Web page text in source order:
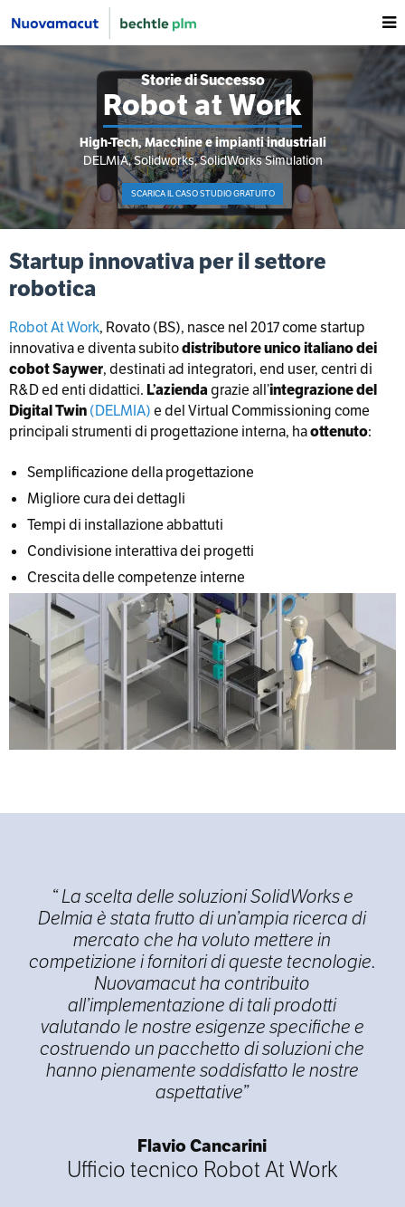
Storie di Successo
Robot at Work
High-Tech, Macchine e impianti industriali
DELMIA, Solidworks, SolidWorks Simulation
SCARICA IL CASO STUDIO GRATUITO
Startup innovativa per il settore
robotica
Robot At Work, Rovato (BS), nasce nel 2017 come startup
innovativa e diventa subitodistributore unico italiano dei
cobot Saywer, destinati ad integratori, end user, centri di
R&D ed enti didattici.L’aziendagrazie all’integrazione del
Digital Twin(DELMIA)e del Virtual Commissioning come
principali strumenti di progettazione interna, haottenuto:
Semplificazione della progettazione
Migliore cura dei dettagli
Tempi di installazione abbattuti
Condivisione interattiva dei progetti
Crescita delle competenze interne
“ La scelta delle soluzioni SolidWorks e
Delmia è stata frutto di un’ampia ricerca di
mercato che ha voluto mettere in
competizione i fornitori di queste tecnologie.
Nuovamacut ha contribuito
all’implementazione di tali prodotti
valutando le nostre esigenze specifiche e
costruendo un pacchetto di soluzioni che
hanno pienamente soddisfatto le nostre
aspettative”
Flavio Cancarini
Ufficio tecnico Robot At Work